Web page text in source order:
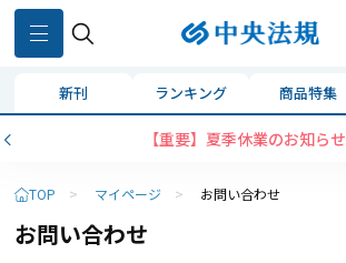
新刊 ランキング 商品特集
【重要】夏季休業のお知らせ
TOP > マイページ > お問い合わせ
お問い合わせ